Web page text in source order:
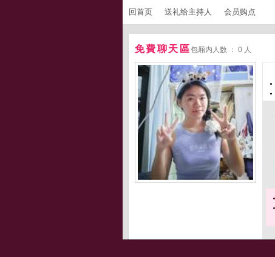
回首页 送礼给主持人 会员购点
免費聊天區包厢内人数 ： 0 人